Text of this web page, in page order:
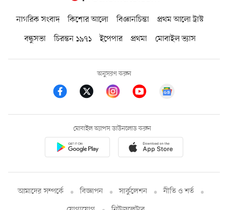
নাগরিক সংবাদ কিশোর আলো বিজ্ঞানচিন্তা
প্রথম আলো ট্রাস্ট
বন্ধুসভা
চিরন্তন ১৯৭১ ইপেপার প্রথমা মোবাইল ভ্যাস
অনুসরণ করুন
মোবাইল অ্যাপস ডাউনলোড করুন
আমাদের সম্পর্কে বিজ্ঞাপন সার্কুলেশন
নীতি ও শর্ত